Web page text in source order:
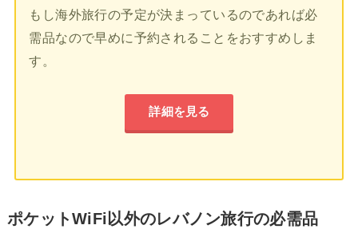
もし海外旅行の予定が決まっているのであれば必
需品なので早めに予約されることをおすすめしま
す。
詳細を見る
ポケットWiFi以外のレバノン旅行の必需品